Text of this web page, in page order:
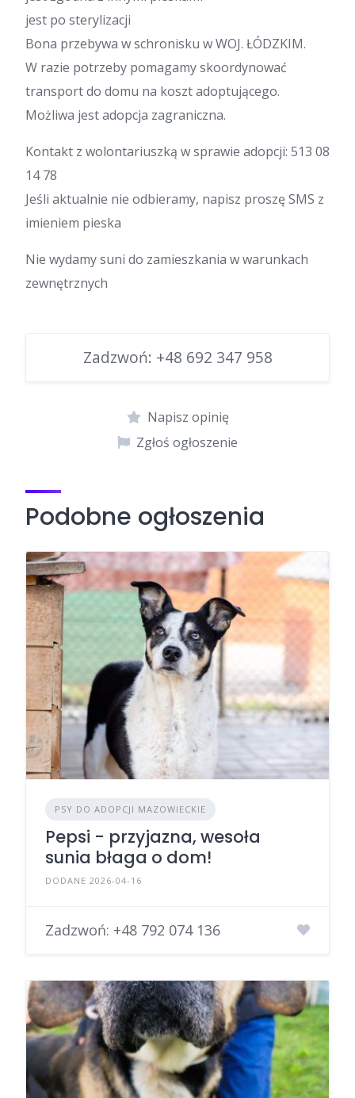
jest po sterylizacji
Bona przebywa w schronisku w WOJ. ŁÓDZKIM.
W razie potrzeby pomagamy skoordynować
transport do domu na koszt adoptującego.
Możliwa jest adopcja zagraniczna.
Kontakt z wolontariuszką w sprawie adopcji: 513 08
14 78
Jeśli aktualnie nie odbieramy, napisz proszę SMS z
imieniem pieska
Nie wydamy suni do zamieszkania w warunkach
zewnętrznych
Zadzwoń: +48 692 347 958
Napisz opinię
Zgłoś ogłoszenie
Podobne ogłoszenia
PSY DO ADOPCJI MAZOWIECKIE
Pepsi - przyjazna, wesoła
sunia błaga o dom!
DODANE 2026-04-16
Zadzwoń: +48 792 074 136